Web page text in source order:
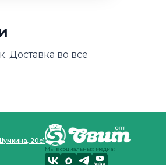
Доставка во все
20с1
Мы в социальных медиа: